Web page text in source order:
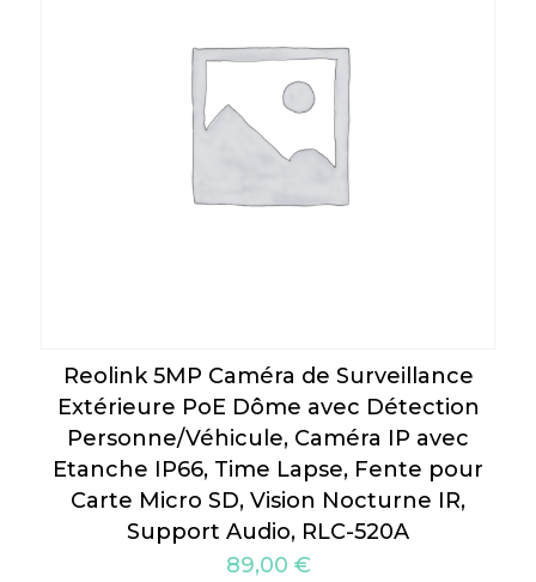
Reolink 5MP Caméra de Surveillance
Extérieure PoE Dôme avec Détection
Personne/Véhicule, Caméra IP avec
Etanche IP66, Time Lapse, Fente pour
Carte Micro SD, Vision Nocturne IR,
Support Audio, RLC-520A
89,00 €